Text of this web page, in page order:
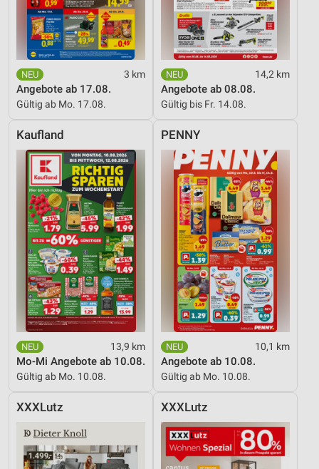
3 km
Angebote ab 17.08.
Gültig ab Mo. 17.08.
14,2 km
Angebote ab 08.08.
Gültig bis Fr. 14.08.
Kaufland
13,9 km
Mo-Mi Angebote ab 10.08.
Gültig ab Mo. 10.08.
PENNY
10,1 km
Angebote ab 10.08.
Gültig ab Mo. 10.08.
XXXLutz XXXLutz